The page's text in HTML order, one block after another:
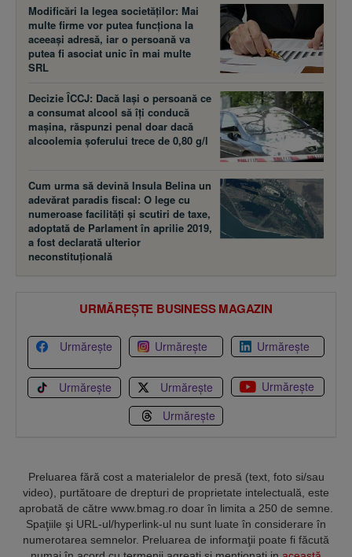
Modificări la legea societăţilor: Mai
multe firme vor putea funcţiona la
aceeaşi adresă, iar o persoană va
putea fi asociat unic în mai multe
SRL
Decizie ÎCCJ: Dacă laşi o persoană ce
a consumat alcool să îţi conducă
maşina, răspunzi penal doar dacă
alcoolemia şoferului trece de 0,80 g/l
Cum urma să devină Insula Belina un
adevărat paradis fiscal: O lege cu
numeroase facilităţi şi scutiri de taxe,
adoptată de Parlament în aprilie 2019,
a fost declarată ulterior
neconstituţională
URMĂREȘTE BUSINESS MAGAZIN
Urmărește Urmărește Urmărește
Urmărește Urmărește
Urmărește
Urmărește
Preluarea fără cost a materialelor de presă (text, foto si/sau
video), purtătoare de drepturi de proprietate intelectuală, este
aprobată de către www.bmag.ro doar în limita a 250 de semne.
Spaţiile şi URL-ul/hyperlink-ul nu sunt luate în considerare în
numerotarea semnelor. Preluarea de informaţii poate fi făcută